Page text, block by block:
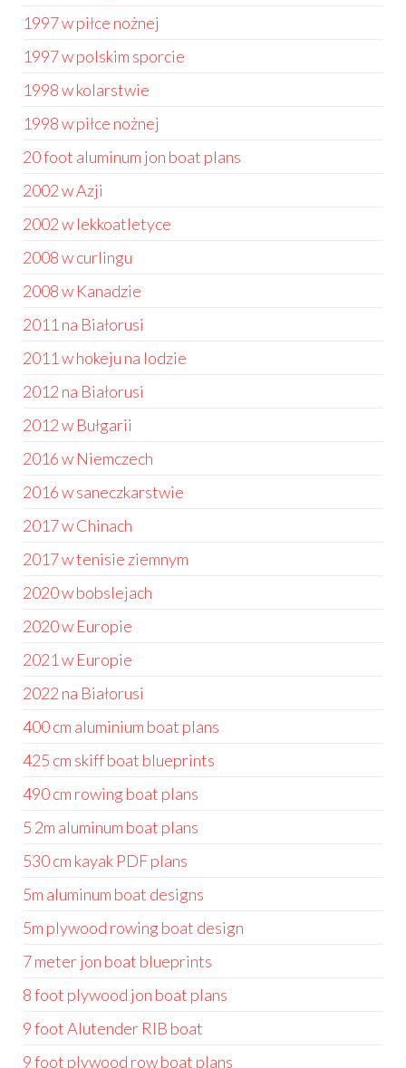
1997 w piłce nożnej
1997 w polskim sporcie
1998 w kolarstwie
1998 w piłce nożnej
20 foot aluminum jon boat plans
2002 w Azji
2002 w lekkoatletyce
2008 w curlingu
2008 w Kanadzie
2011 na Białorusi
2011 w hokeju na lodzie
2012 na Białorusi
2012 w Bułgarii
2016 w Niemczech
2016 w saneczkarstwie
2017 w Chinach
2017 w tenisie ziemnym
2020 w bobslejach
2020 w Europie
2021 w Europie
2022 na Białorusi
400 cm aluminium boat plans
425 cm skiff boat blueprints
490 cm rowing boat plans
5 2m aluminum boat plans
530 cm kayak PDF plans
5m aluminum boat designs
5m plywood rowing boat design
7 meter jon boat blueprints
8 foot plywood jon boat plans
9 foot Alutender RIB boat
9 foot plywood row boat plans